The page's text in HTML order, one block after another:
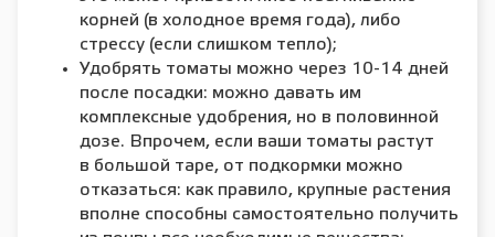
корней (в холодное время года), либо
стрессу (если слишком тепло);
Удобрять томаты можно через 10-14 дней
после посадки: можно давать им
комплексные удобрения, но в половинной
дозе. Впрочем, если ваши томаты растут
в большой таре, от подкормки можно
отказаться: как правило, крупные растения
вполне способны самостоятельно получить